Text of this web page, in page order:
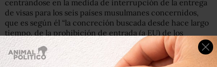
centrándose en la medida de interrupción de la entrega
de visas para los seis países musulmanes concernidos,
que es según él “la concreción buscada desde hace largo
tiempo, de la prohibición de entrada (a EU) de los
musulmanes”.